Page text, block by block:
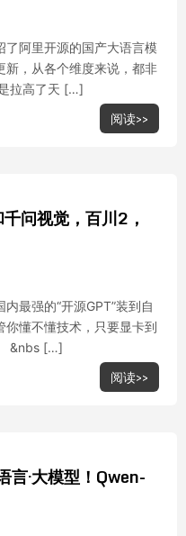
了阿里开源的国产大语言模
新，从各个维度来说，都非
拉高了天 […]
阅读>>
问视觉，百川2，
最强的“开源GPT”装到自
你懂不懂技术，只要显卡到
&nbs […]
阅读>>
言·大模型！Qwen-